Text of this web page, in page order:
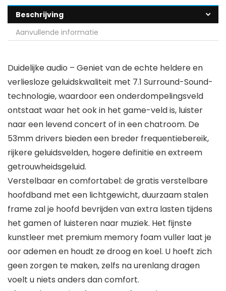
Beschrijving
Aanvullende informatie
Duidelijke audio – Geniet van de echte heldere en
verliesloze geluidskwaliteit met 7.1 Surround-Sound-
technologie, waardoor een onderdompelingsveld
ontstaat waar het ook in het game-veld is, luister
naar een levend concert of in een chatroom. De
53mm drivers bieden een breder frequentiebereik,
rijkere geluidsvelden, hogere definitie en extreem
getrouwheidsgeluid.
Verstelbaar en comfortabel: de gratis verstelbare
hoofdband met een lichtgewicht, duurzaam stalen
frame zal je hoofd bevrijden van extra lasten tijdens
het gamen of luisteren naar muziek. Het fijnste
kunstleer met premium memory foam vuller laat je
oor ademen en houdt ze droog en koel. U hoeft zich
geen zorgen te maken, zelfs na urenlang dragen
voelt u niets anders dan comfort.